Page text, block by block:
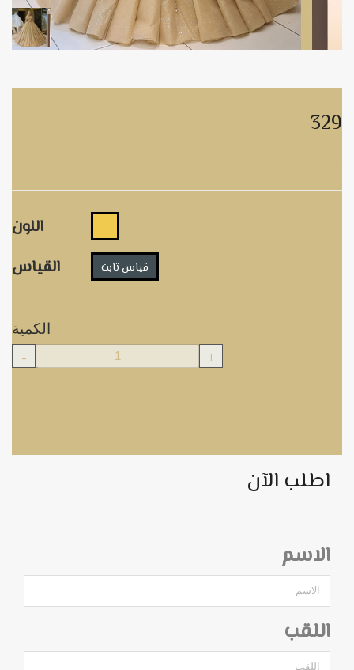
329
اللون
القياس
قياس ثابت
الكمية
- +
اطلب الآن
الاسم
اللقب